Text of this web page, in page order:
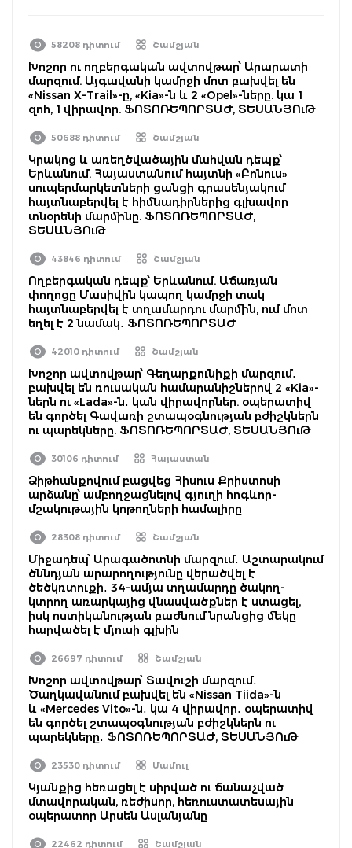
58208 դիտում Շամշյան
Խոշոր ու ողբերգական ավտովթար՝ Արարատի
մարզում. Այգավանի կամրջի մոտ բախվել են
«Nissan X-Trail»-ը, «Kia»-ն և 2 «Opel»-ները. կա 1
զոհ, 1 վիրավոր. ՖՈՏՈՌԵՊՈՐՏԱԺ, ՏԵՍԱՆՅՈւԹ
50688 դիտում Շամշյան
Կրակոց և առեղծվածային մահվան դեպք՝
Երևանում. Հայաստանում հայտնի «Բոնուս»
սուպերմարկետների ցանցի գրասենյակում
հայտնաբերվել է հիմնադիրներից գլխավոր
տնօրենի մարմինը. ՖՈՏՈՌԵՊՈՐՏԱԺ,
ՏԵՍԱՆՅՈւԹ
43846 դիտում Շամշյան
Ողբերգական դեպք՝ Երևանում. Աճառյան
փողոցը Մասիվին կապող կամրջի տակ
հայտնաբերվել է տղամարդու մարմին, ում մոտ
եղել է 2 նամակ․ ՖՈՏՈՌԵՊՈՐՏԱԺ
42010 դիտում Շամշյան
Խոշոր ավտովթար՝ Գեղարքունիքի մարզում․
բախվել են ռուսական համարանիշներով 2 «Kia»-
ներն ու «Lada»-ն․ կան վիրավորներ. օպերատիվ
են գործել Գավառի շտապօգնության բժիշկներն
ու պարեկները. ՖՈՏՈՌԵՊՈՐՏԱԺ, ՏԵՍԱՆՅՈւԹ
30106 դիտում Հայաստան
Ձիթհանքովում բացվեց Հիսուս Քրիստոսի
արձանը՝ ամբողջացնելով գյուղի հոգևոր-
մշակութային կոթողների համալիրը
28308 դիտում Շամշյան
Միջադեպ՝ Արագածոտնի մարզում․ Աշտարակում
ծննդյան արարողությունը վերածվել է
ծեծկռտուքի․ 34-ամյա տղամարդը ծակող-
կտրող առարկայից վնասվածքներ է ստացել,
իսկ ոստիկանության բաժնում նրանցից մեկը
հարվածել է մյուսի գլխին
26697 դիտում Շամշյան
Խոշոր ավտովթար՝ Տավուշի մարզում․
Ծաղկավանում բախվել են «Nissan Tiida»-ն
և «Mercedes Vito»-ն․ կա 4 վիրավոր․ օպերատիվ
են գործել շտապօգնության բժիշկներն ու
պարեկները․ ՖՈՏՈՌԵՊՈՐՏԱԺ, ՏԵՍԱՆՅՈւԹ
23530 դիտում Մամուլ
Կյանքից հեռացել է սիրված ու ճանաչված
մտավորական, ռեժիսոր, հեռուստատեսային
օպերատոր Արսեն Ասլանյանը
22462 դիտում Շամշյան